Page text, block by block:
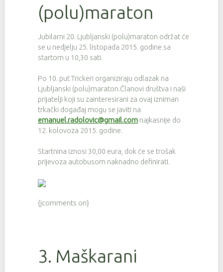
(polu)maraton
Jubilarni 20. Ljubljanski (polu)maraton održat će
se u nedjelju 25. listopada 2015. godine sa
startom u 10,30 sati.
Po 10. put Trickeri organiziraju odlazak na
Ljubljanski (polu)maraton.Članovi društva i naši
prijatelji koji su zainteresirani za ovaj izniman
trkački događaj mogu se javiti na
emanuel.radolovic@gmail.com najkasnije do
12. kolovoza 2015. godine.
Startnina iznosi 30,00 eura, dok će se trošak
prijevoza autobusom naknadno definirati.
{jcomments on}
3. Maškarani